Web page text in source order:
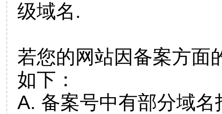
级域名.
若您的网站因备案方面
如下：
A. 备案号中有部分域